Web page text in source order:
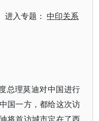
进入专题：中印关系
理莫迪对中国进行
国一方，都给这次访